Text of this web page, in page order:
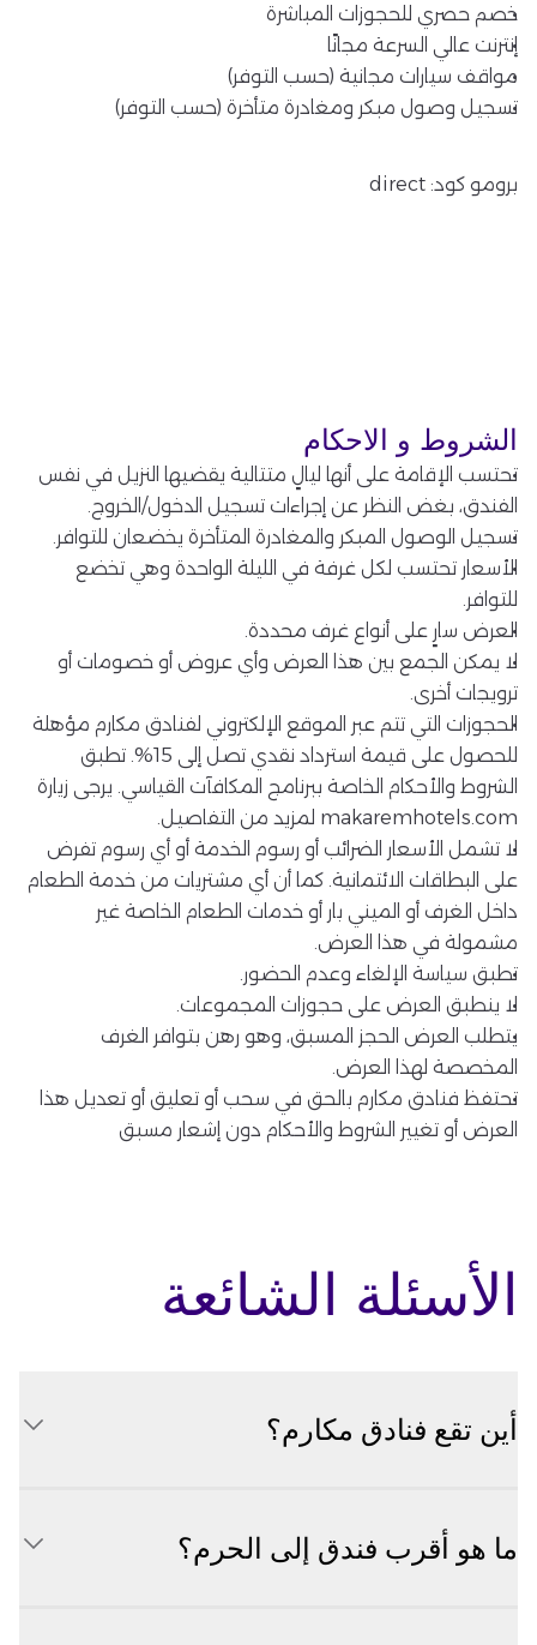
خصم حصري للحجوزات المباشرة
إنترنت عالي السرعة مجانًا
مواقف سيارات مجانية (حسب التوفر)
تسجيل وصول مبكر ومغادرة متأخرة (حسب التوفر)
برومو كود: direct
الشروط و الاحكام
تحتسب الإقامة على أنها ليالٍ متتالية يقضيها النزيل في نفس
الفندق، بغض النظر عن إجراءات تسجيل الدخول/الخروج.
تسجيل الوصول المبكر والمغادرة المتأخرة يخضعان للتوافر.
الأسعار تحتسب لكل غرفة في الليلة الواحدة وهي تخضع
للتوافر.
العرض سارٍ على أنواع غرف محددة.
لا يمكن الجمع بين هذا العرض وأي عروض أو خصومات أو
ترويجات أخرى.
الحجوزات التي تتم عبر الموقع الإلكتروني لفنادق مكارم مؤهلة
للحصول على قيمة استرداد نقدي تصل إلى 15%. تطبق
الشروط والأحكام الخاصة ببرنامج المكافآت القياسي. يرجى زيارة
makaremhotels.com لمزيد من التفاصيل.
لا تشمل الأسعار الضرائب أو رسوم الخدمة أو أي رسوم تفرض
على البطاقات الائتمانية. كما أن أي مشتريات من خدمة الطعام
داخل الغرف أو الميني بار أو خدمات الطعام الخاصة غير
مشمولة في هذا العرض.
تطبق سياسة الإلغاء وعدم الحضور.
لا ينطبق العرض على حجوزات المجموعات.
يتطلب العرض الحجز المسبق، وهو رهن بتوافر الغرف
المخصصة لهذا العرض.
تحتفظ فنادق مكارم بالحق في سحب أو تعليق أو تعديل هذا
العرض أو تغيير الشروط والأحكام دون إشعار مسبق
الأسئلة الشائعة
أين تقع فنادق مكارم؟
ما هو أقرب فندق إلى الحرم؟